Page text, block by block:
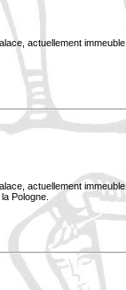
actuellement immeuble
actuellement immeuble
Pologne.